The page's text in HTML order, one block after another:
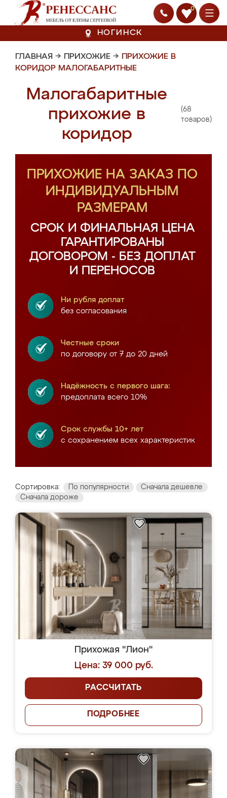
0
НОГИНСК
ГЛАВНАЯ → ПРИХОЖИЕ → ПРИХОЖИЕ В
КОРИДОР МАЛОГАБАРИТНЫЕ
Малогабаритные
прихожие в
коридор
(68
товаров)
ПРИХОЖИЕ НА ЗАКАЗ ПО
ИНДИВИДУАЛЬНЫМ
РАЗМЕРАМ
СРОК И ФИНАЛЬНАЯ ЦЕНА
ГАРАНТИРОВАНЫ
ДОГОВОРОМ - БЕЗ ДОПЛАТ
И ПЕРЕНОСОВ
Ни рубля доплат
без согласования
Честные сроки
по договору от 7 до 20 дней
Надёжность с первого шага:
предоплата всего 10%
Срок службы 10+ лет
с сохранением всех характеристик
Сортировка: По популярности
Сначала дешевле
Сначала дороже
Прихожая "Лион"
Цена: 39 000 руб.
РАССЧИТАТЬ
ПОДРОБНЕЕ